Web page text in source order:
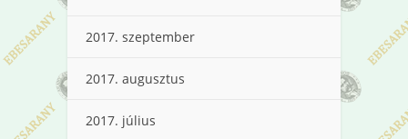
2017. szeptember
2017. augusztus
2017. július